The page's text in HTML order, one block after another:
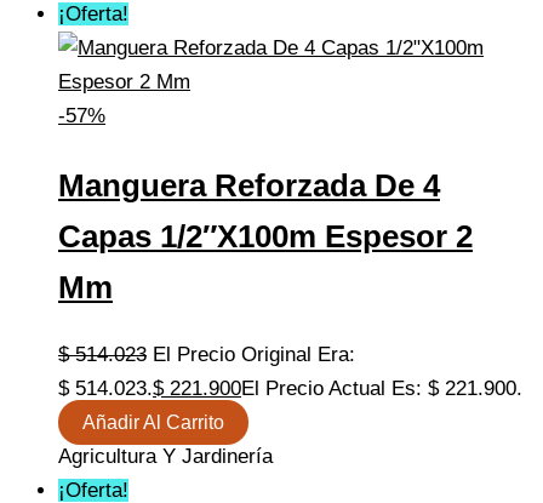
¡Oferta!
-57%
Manguera Reforzada De 4
Capas 1/2″x100m Espesor 2
Mm
$514.023 El Precio Original Era:
$ 514.023.$221.900El Precio Actual Es: $ 221.900.
Añadir Al Carrito
Agricultura Y Jardinería
¡Oferta!